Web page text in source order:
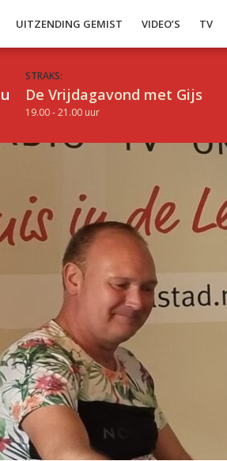
UITZENDING GEMIST VIDEO’S TV
STRAKS:
De Vrijdagavond met Gijs
19.00 - 21.00 uur